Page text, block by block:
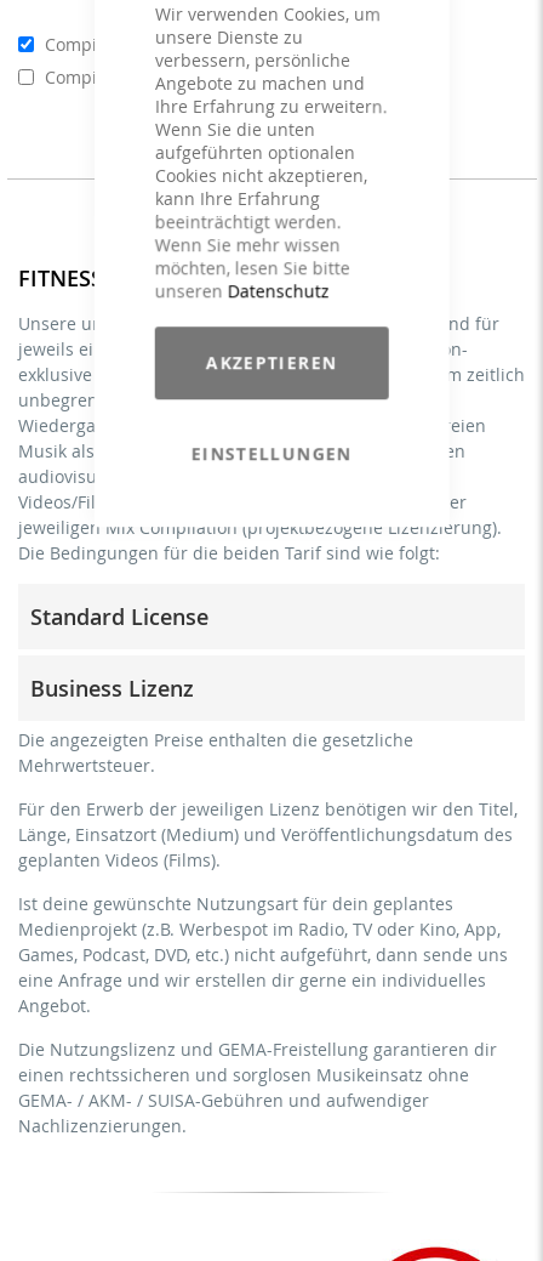
Wir verwenden Cookies, um
unsere Dienste zu
verbessern, persönliche
Angebote zu machen und
Ihre Erfahrung zu erweitern.
Wenn Sie die unten
aufgeführten optionalen
Cookies nicht akzeptieren,
kann Ihre Erfahrung
beeinträchtigt werden.
Wenn Sie mehr wissen
möchten, lesen Sie bitte
unseren Datenschutz
AKZEPTIEREN
EINSTELLUNGEN
Compilations - Standard License
Compilations - Business License
129,00 €
FITNESS MIXE- Lizenzen
Unsere unter FITNESS MIXE aufgeführten Lizenzen sind für
jeweils eine Mix Compilation gültig. Der einmalige non-
exklusive Erwerb einer Nutzungslizenz berechtigt zum zeitlich
unbegrenzten, weltweiten Einsatz und öffentlicher
Wiedergabe der lizenzierten GEMA- / AKM- / SUISA-freien
Musik als Hintergrundmusik im Rahmen von einzelnen
audiovisuellen online LIVE + On-Demand Streaming
Videos/Filme, entsprechend der kumulierten Länge der
jeweiligen Mix Compilation (projektbezogene Lizenzierung).
Die Bedingungen für die beiden Tarif sind wie folgt:
Standard License
Personen
Eigenmarketing
innerhalb eines kostenpflichtigen Präventionskurses oder
eines Abonnement-Dienstes)
Streaming/Ausstrahlung über soziale Plattformen
Twitch, etc. + eigene Website
keine Sublizenzierung des Videos (Film)
keine mechanische Vervielfältigung
Download der Titel zur Verwendung
Business Lizenz
für Freiberufler und physische Unternehmen
(Fitnessstudios, Sport Vereine, etc.)
Eigenmarketing
direktes Geldverdienen mit dem Projekt (z.B. innerhalb
eines kostenpflichtigen Präventionskurses oder eines
Abonnement-Dienstes)
Streaming/Ausstrahlung über soziale Plattformen
einschließlich: Facebook, YouTube, Instagram, Zoom,
Twitch, etc. + gewerbliche Website
Sublizenzierung des Videos (Film)
mechanische Vervielfältigung als DVD (bis 1.000 Stück)
Download der Titel zur Verwendung
Die angezeigten Preise enthalten die gesetzliche
Mehrwertsteuer.
Für den Erwerb der jeweiligen Lizenz benötigen wir den Titel,
Länge, Einsatzort (Medium) und Veröffentlichungsdatum des
geplanten Videos (Films).
Ist deine gewünschte Nutzungsart für dein geplantes
Medienprojekt (z.B. Werbespot im Radio, TV oder Kino, App,
Games, Podcast, DVD, etc.) nicht aufgeführt, dann sende uns
eine Anfrage und wir erstellen dir gerne ein individuelles
Angebot.
Die Nutzungslizenz und GEMA-Freistellung garantieren dir
einen rechtssicheren und sorglosen Musikeinsatz ohne
GEMA- / AKM- / SUISA-Gebühren und aufwendiger
Nachlizenzierungen.